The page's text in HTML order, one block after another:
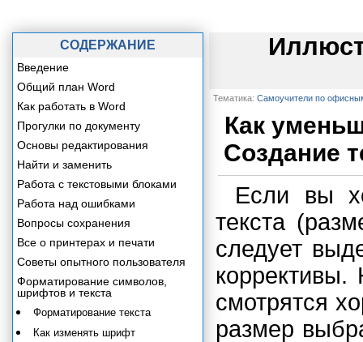
Тематика: Самоучители по
Как
Создание
Если вы
текста
следует
смотрятся
размер
СОДЕРЖАНИЕ
Введение
Общий план Word
Как работать в Word
Прогулки по документу
Основы редактирования
Найти и заменить
Работа с текстовыми блоками
Работа над ошибками
Вопросы сохранения
Все о принтерах и печати
Советы опытного пользователя
Форматирование символов,
шрифтов и текста
Форматирование текста
Как изменять шрифт